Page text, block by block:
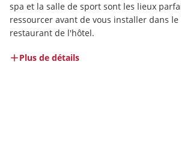
spa et la salle de sport sont les lieux
ressourcer avant de vous installer dans
restaurant de l'hôtel.
Plus de détails